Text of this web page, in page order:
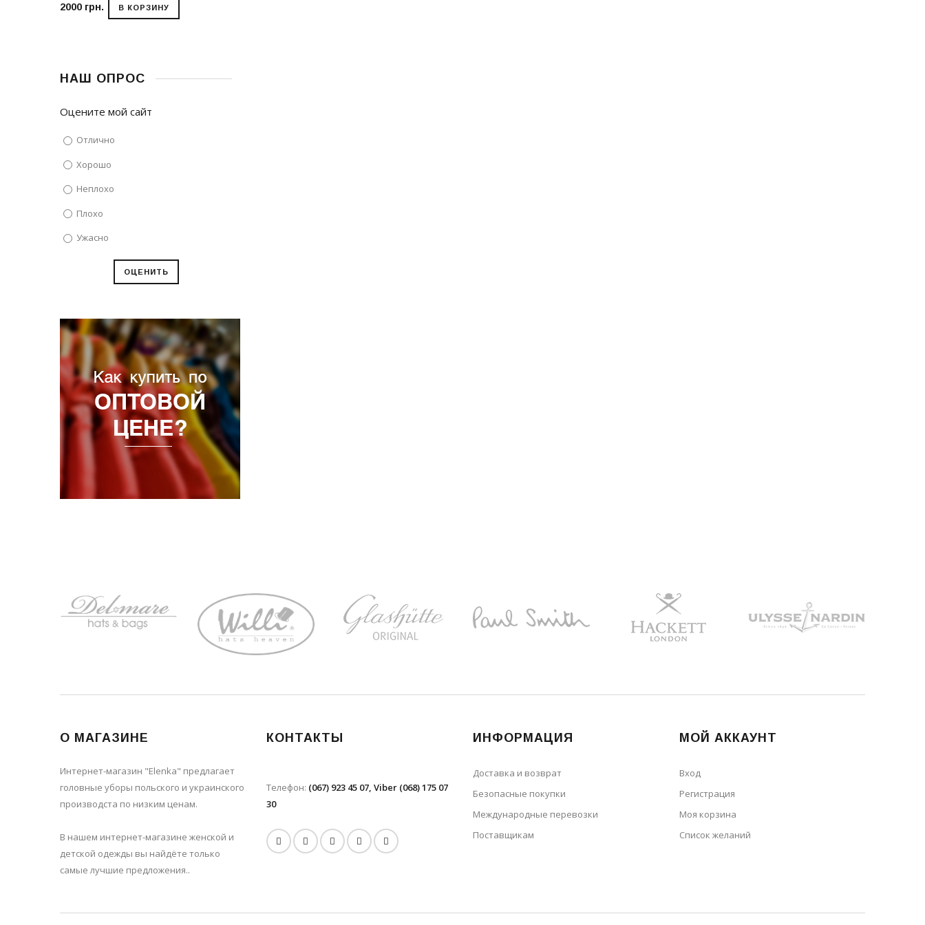
2000 грн. В КОРЗИНУ
НАШ ОПРОС
Оцените мой сайт
Отлично
Хорошо
Неплохо
Плохо
Ужасно
О МАГАЗИНЕ
Интернет-магазин "Elenka" предлагает
головные уборы польского и украинского
производста по низким ценам.
В нашем интернет-магазине женской и
детской одежды вы найдёте только
самые лучшие предложения..
КОНТАКТЫ
Телефон: (067) 923 45 07, Viber (068) 175 07
30
ИНФОРМАЦИЯ
Доставка и возврат
Безопасные покупки
Международные перевозки
Поставщикам
МОЙ АККАУНТ
Вход
Регистрация
Моя корзина
Cписок желаний